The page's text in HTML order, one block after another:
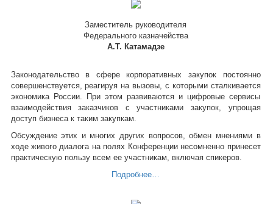
Заместитель руководителя
Федерального казначейства
А.Т. Катамадзе
Законодательство в сфере корпоративных закупок постоянно
совершенствуется, реагируя на вызовы, с которыми сталкивается
экономика России. При этом развиваются и цифровые сервисы
взаимодействия заказчиков с участниками закупок, упрощая
доступ бизнеса к таким закупкам.
Обсуждение этих и многих других вопросов, обмен мнениями в
ходе живого диалога на полях Конференции несомненно принесет
практическую пользу всем ее участникам, включая спикеров.
Подробнее…